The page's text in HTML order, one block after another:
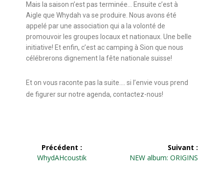
Mais la saison n’est pas terminée… Ensuite c’est à
Aigle que Whydah va se produire. Nous avons été
appelé par une association qui a la volonté de
promouvoir les groupes locaux et nationaux. Une belle
initiative! Et enfin, c’est ac camping à Sion que nous
célébrerons dignement la fête nationale suisse!
Et on vous raconte pas la suite…. si l’envie vous prend
de figurer sur notre agenda, contactez-nous!
Précédent :
WhydAHcoustik
Suivant :
NEW album: ORIGINS